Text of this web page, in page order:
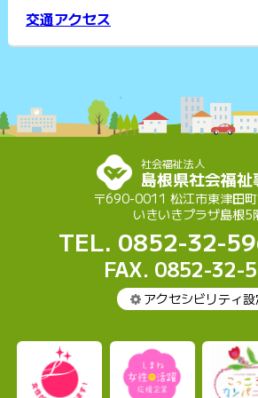
交通アクセス
社会福祉法人
島根県社会福祉
〒690-0011 松江市東津田
いきいきプラザ島根5
TEL. 0852-32-
FAX. 0852-32-
アクセシビリティ設